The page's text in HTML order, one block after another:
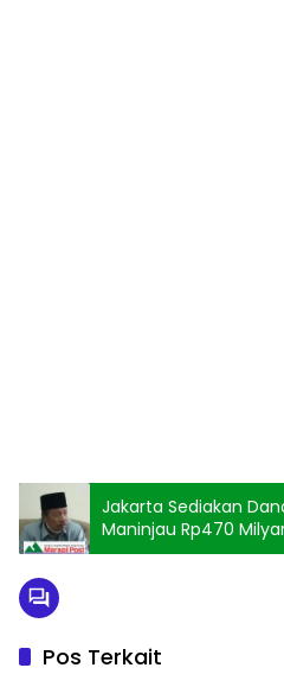
Jakarta Sediakan
Maninjau Rp470
Pekerjaan Akan
Pos Terkait